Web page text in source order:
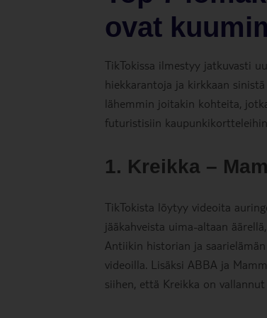
ovat
TikTokissa ilmestyy jatkuvasti
hiekkarantoja ja kirkkaan
lähemmin joitakin kohteita,
futuristisiin
1. Kreikka –
TikTokista löytyy videoita
jääkahveista uima-altaan
Antiikin historian ja
videoilla. Lisäksi ABBA ja
siihen, että Kreikka on